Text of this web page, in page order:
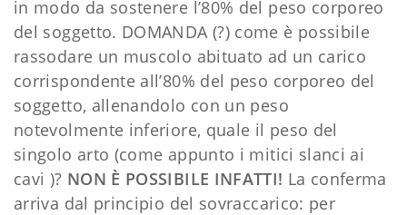
in modo da sostenere l’80% del peso corporeo
del soggetto. DOMANDA (?) come è possibile
rassodare un muscolo abituato ad un carico
corrispondente all’80% del peso corporeo del
soggetto, allenandolo con un peso
notevolmente inferiore, quale il peso del
singolo arto (come appunto i mitici slanci ai
cavi )? NON È POSSIBILE INFATTI! La conferma
arriva dal principio del sovraccarico: per